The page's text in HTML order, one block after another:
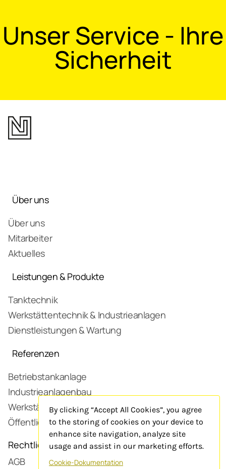
Unser Service - Ihre
Sicherheit
Über uns
Über uns
Mitarbeiter
Aktuelles
Leistungen & Produkte
Tanktechnik
Werkstättentechnik & Industrieanlagen
Dienstleistungen & Wartung
Referenzen
Betriebstankanlage
Industrieanlagenbau
Werkstätte
Öffentliche Tankstelle
Rechtliches
AGB
By clicking “Accept All Cookies”, you agree
to the storing of cookies on your device to
enhance site navigation, analyze site
usage and assist in our marketing efforts.
Cookie-Dokumentation